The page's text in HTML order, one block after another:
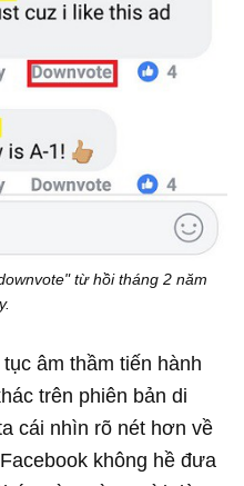
từ hồi tháng 2 năm
âm thầm tiến hành
trên phiên bản di
cái nhìn rõ nét hơn về
không hề đưa